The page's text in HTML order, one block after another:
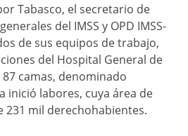
Tabasco, el secretario de
del IMSS y OPD IMSS-
de sus equipos de trabajo,
del Hospital General de
87 camas, denominado
inició labores, cuya área de
231 mil derechohabientes.